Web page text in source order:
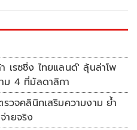
เรซซิ่ง ไทยแลนด์' ลุ้นล่าโพ
ม 4 ที่มัลดาลิกา
รวจคลินิกเสริมความงาม ย้ำ
ายจริง